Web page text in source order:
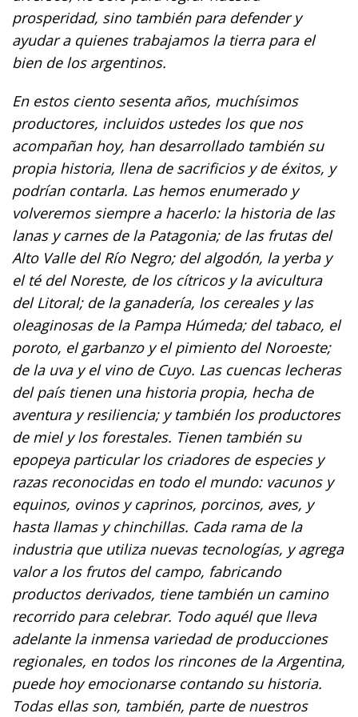
prosperidad, sino también para defender y
ayudar a quienes trabajamos la tierra para el
bien de los argentinos.
En estos ciento sesenta años, muchísimos
productores, incluidos ustedes los que nos
acompañan hoy, han desarrollado también su
propia historia, llena de sacrificios y de éxitos, y
podrían contarla. Las hemos enumerado y
volveremos siempre a hacerlo: la historia de las
lanas y carnes de la Patagonia; de las frutas del
Alto Valle del Río Negro; del algodón, la yerba y
el té del Noreste, de los cítricos y la avicultura
del Litoral; de la ganadería, los cereales y las
oleaginosas de la Pampa Húmeda; del tabaco, el
poroto, el garbanzo y el pimiento del Noroeste;
de la uva y el vino de Cuyo. Las cuencas lecheras
del país tienen una historia propia, hecha de
aventura y resiliencia; y también los productores
de miel y los forestales. Tienen también su
epopeya particular los criadores de especies y
razas reconocidas en todo el mundo: vacunos y
equinos, ovinos y caprinos, porcinos, aves, y
hasta llamas y chinchillas. Cada rama de la
industria que utiliza nuevas tecnologías, y agrega
valor a los frutos del campo, fabricando
productos derivados, tiene también un camino
recorrido para celebrar. Todo aquél que lleva
adelante la inmensa variedad de producciones
regionales, en todos los rincones de la Argentina,
puede hoy emocionarse contando su historia.
Todas ellas son, también, parte de nuestros